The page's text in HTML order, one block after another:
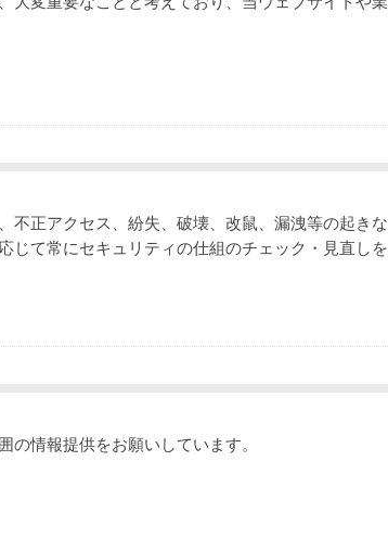
正アクセス、紛失、破壊、改鼠、漏洩等の起き
て常にセキュリティの仕組のチェック・見直しを
情報提供をお願いしています。